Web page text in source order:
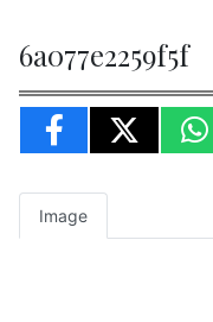
6a077e2259f5f
Image